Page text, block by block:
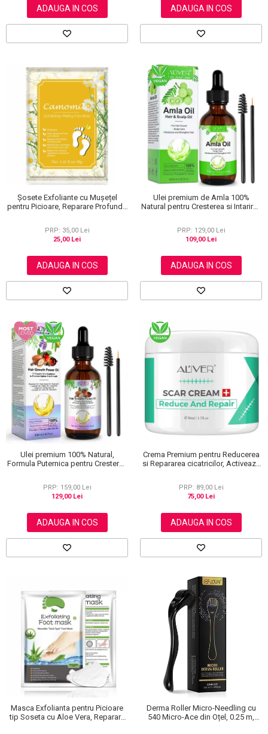
ADAUGA IN COS ADAUGA IN COS
Șosete Exfoliante cu Mușețel
pentru Picioare, Reparare Profundă
PRP: 35,00 Lei
25,00 Lei
ADAUGA IN COS
Ulei premium de Amla 100%
Natural pentru Cresterea si Intarirea
PRP: 129,00 Lei
109,00 Lei
ADAUGA IN COS
Ulei premium 100% Natural,
Formula Puternica pentru Cresterea
PRP: 159,00 Lei
129,00 Lei
ADAUGA IN COS
Crema Premium pentru Reducerea
si Repararea cicatricilor, Activeaza
PRP: 89,00 Lei
75,00 Lei
ADAUGA IN COS
Masca Exfolianta pentru Picioare
tip Soseta cu Aloe Vera, Reparare
Derma Roller Micro-Needling cu
540 Micro-Ace din Oțel, 0.25 m,